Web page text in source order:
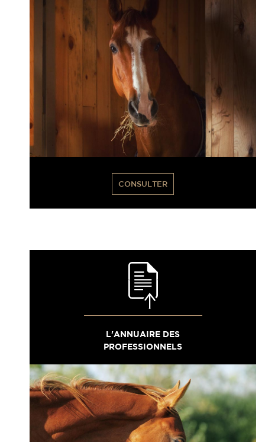
CONSULTER
L'ANNUAIRE DES
PROFESSIONNELS